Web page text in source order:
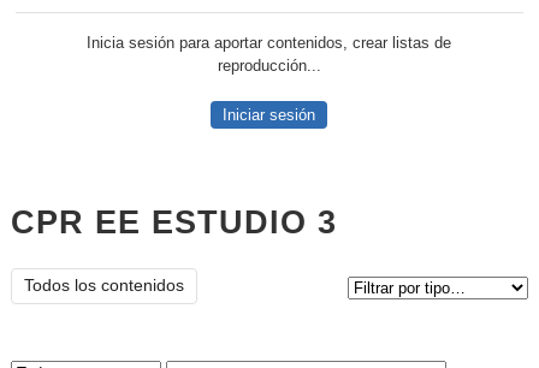
Inicia sesión para aportar contenidos, crear listas de
reproducción...
Iniciar sesión
CPR EE ESTUDIO 3
Todos los contenidos